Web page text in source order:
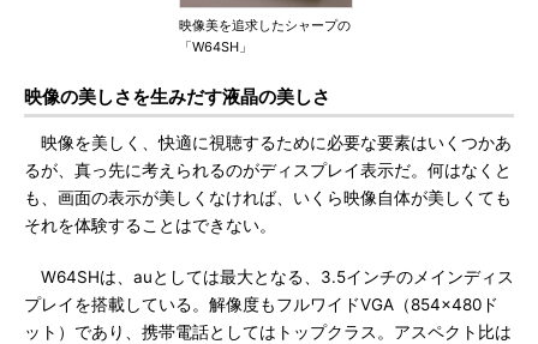
映像美を追求したシャープの
「W64SH」
映像の美しさを生みだす液晶の美しさ
映像を美しく、快適に視聴するために必要な要素はいくつかあ
るが、真っ先に考えられるのがディスプレイ表示だ。何はなくと
も、画面の表示が美しくなければ、いくら映像自体が美しくても
それを体験することはできない。
W64SHは、auとしては最大となる、3.5インチのメインディス
プレイを搭載している。解像度もフルワイドVGA（854×480ド
ット）であり、携帯電話としてはトップクラス。アスペクト比は